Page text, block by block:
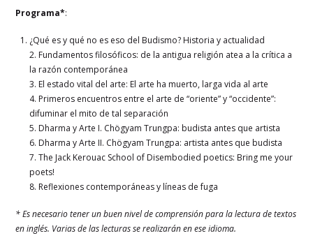
Programa*:
¿Qué es y qué no es eso del Budismo? Historia y actualidad
2. Fundamentos filosóficos: de la antigua religión atea a la crítica a
la razón contemporánea
3. El estado vital del arte: El arte ha muerto, larga vida al arte
4. Primeros encuentros entre el arte de “oriente” y “occidente”:
difuminar el mito de tal separación
5. Dharma y Arte I. Chögyam Trungpa: budista antes que artista
6. Dharma y Arte II. Chögyam Trungpa: artista antes que budista
7. The Jack Kerouac School of Disembodied poetics: Bring me your
poets!
8. Reflexiones contemporáneas y líneas de fuga
* Es necesario tener un buen nivel de comprensión para la lectura de textos
en inglés. Varias de las lecturas se realizarán en ese idioma.